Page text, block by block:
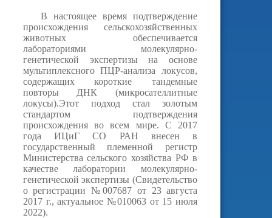
В настоящее время подтверждение
происхождения сельскохозяйственных
животных обеспечивается
лабораториями молекулярно-
генетической экспертизы на основе
мультиплексного ПЦР-анализа локусов,
содержащих короткие тандемные
повторы ДНК (микросателлитные
локусы).Этот подход стал золотым
стандартом подтверждения
происхождения во всем мире. С 2017
года ИЦиГ СО РАН внесен в
государственный племенной регистр
Министерства сельского хозяйства РФ в
качестве лаборатории молекулярно-
генетической экспертизы (Свидетельство
о регистрации №007687 от 23 августа
2017 г., актуальное №010063 от 15 июля
2022).